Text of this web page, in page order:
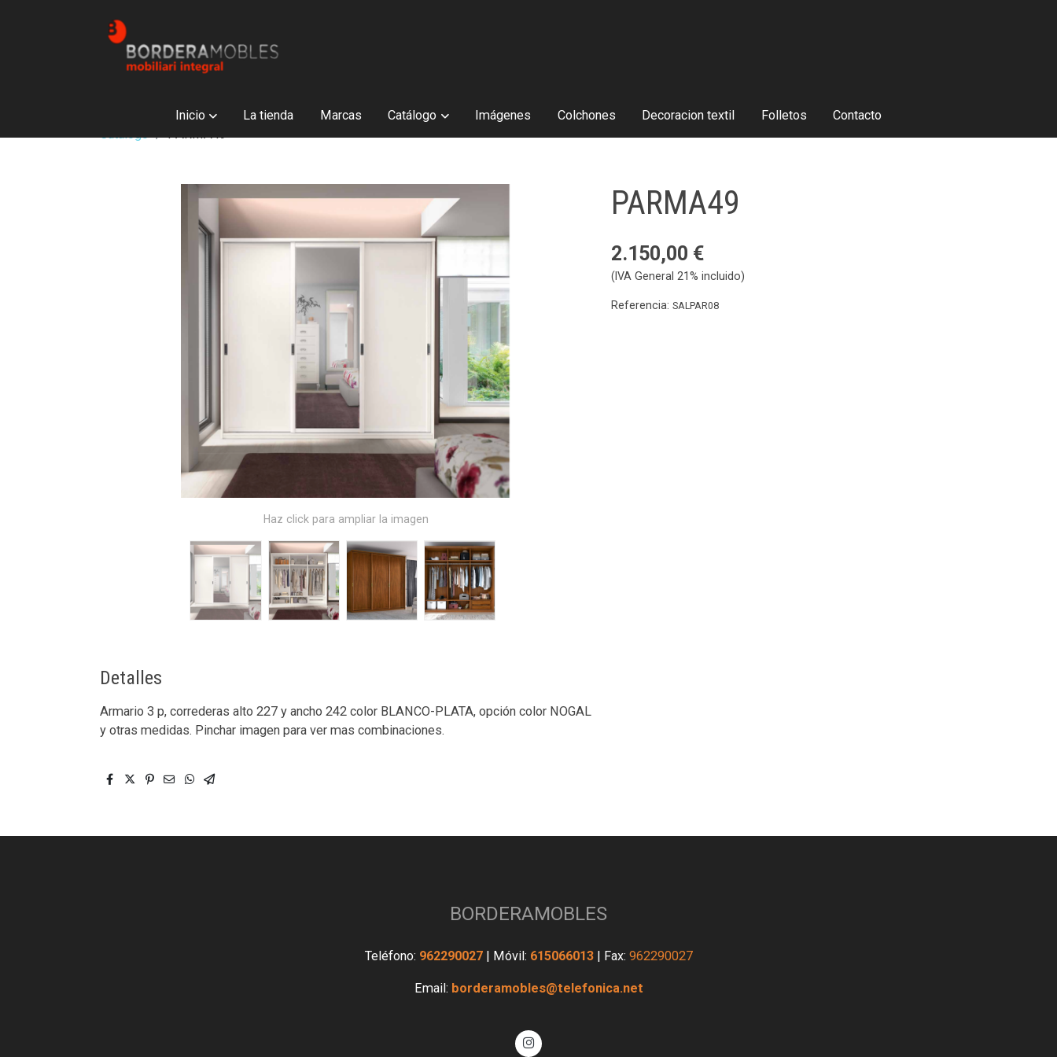
Inicio La tienda Marcas Catálogo Imágenes Colchones Decoracion textil Folletos
Contacto
Haz click para ampliar la imagen
Detalles
Armario 3 p, correderas alto 227 y ancho 242 color BLANCO-PLATA, opción color NOGAL
y otras medidas. Pinchar imagen para ver mas combinaciones.
PARMA49
2.150,00 €
(IVA General 21% incluido)
Referencia:SALPAR08
BORDERAMOBLES
Teléfono: 962290027 | Móvil: 615066013 | Fax: 962290027
Email: borderamobles@telefonica.net